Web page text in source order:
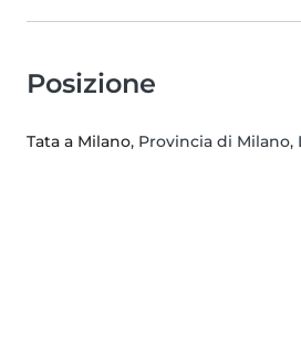
Posizione
Tata a Milano, Provincia di Milano,